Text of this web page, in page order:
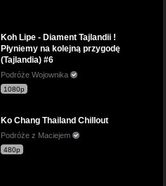
Koh Lipe - Diament Tajlandii !
Płyniemy na kolejną przygodę
(Tajlandia) #6
Podróże Wojownika
1080p
Ko Chang Thailand Chillout
Podróże z Maciejem
480p